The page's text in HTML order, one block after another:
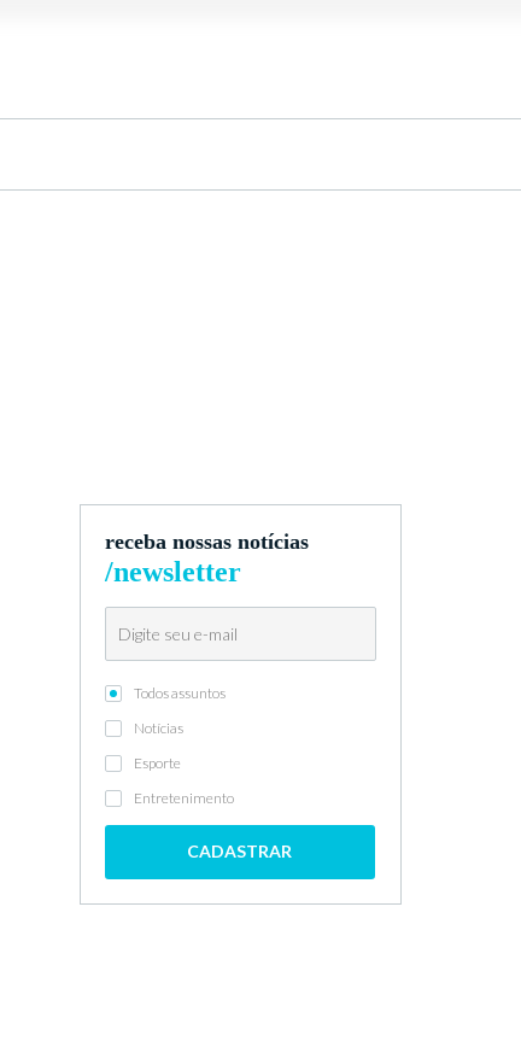
receba nossas notícias
/newsletter
Todos assuntos
Notícias
Esporte
Entretenimento
CADASTRAR